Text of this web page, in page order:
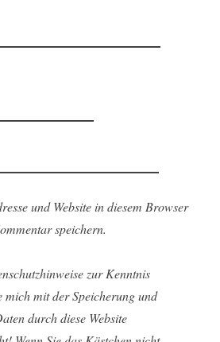
und Website in diesem Browser
speichern.
zur Kenntnis
mich mit der Speicherung und
durch diese Website